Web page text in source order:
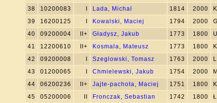
38
10200083 Lada, Michal 1814 2000
39
16200125 Kowalski, Maciej 1794 2000
40
09200004 II+ Gładysz, Jakub 1773 1800
41
12200610 II+ Kosmala, Mateusz 1773 1800
42
09200008 Szeglowski, Tomasz 1763 2000
43
01200065 Chmielewski, Jakub 1754 2000
44
06200236 II+ Jajte-pachota, Maciej 1751 1800
45
05200006 Fronczak, Sebastian 1742 1800